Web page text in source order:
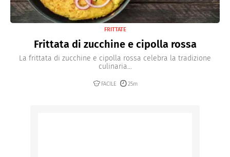
FRITTATE
Frittata di zucchine e cipolla rossa
La frittata di zucchine e cipolla rossa celebra la tradizione
culinaria...
FACILE 25m